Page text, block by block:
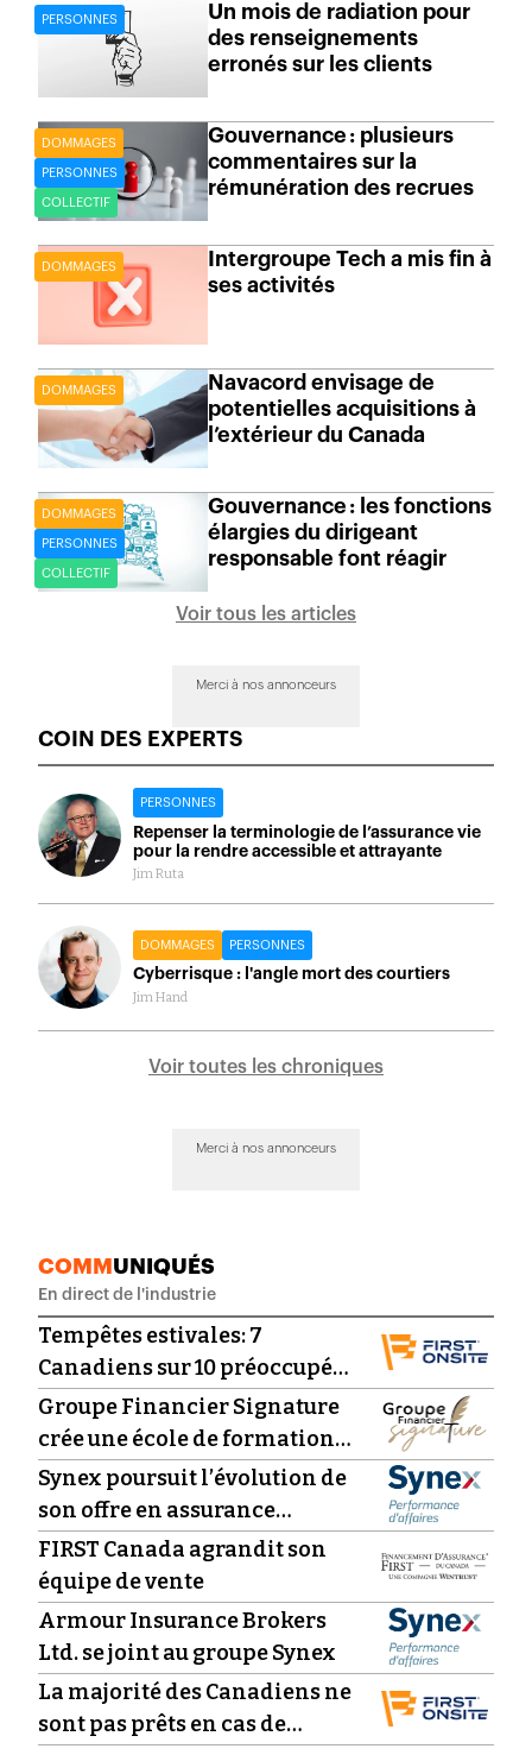
Un mois de radiation pour
des renseignements
erronés sur les clients
PERSONNES
Gouvernance : plusieurs
commentaires sur la
rémunération des recrues
DOMMAGES
PERSONNES
COLLECTIF
Intergroupe Tech a mis fin à
ses activités
DOMMAGES
Navacord envisage de
potentielles acquisitions à
l’extérieur du Canada
DOMMAGES
Gouvernance : les fonctions
élargies du dirigeant
responsable font réagir
DOMMAGES
PERSONNES
COLLECTIF
Voir tous les articles
Merci à nos annonceurs
COIN DES EXPERTS
PERSONNES
Repenser la terminologie de l’assurance vie
pour la rendre accessible et attrayante
Jim Ruta
DOMMAGES PERSONNES
Cyberrisque : l'angle mort des courtiers
Jim Hand
Voir toutes les chroniques
Merci à nos annonceurs
COMM UNIQUÉS
En direct de l'industrie
Tempêtes estivales: 7
Canadiens sur 10 préoccupés
par intempéries, inondations
et tornades
Groupe Financier Signature
crée une école de formation
pour structurer la relève
Synex poursuit l’évolution de
son offre en assurance
collective avec l’acquisition
d’Interventif
FIRST Canada agrandit son
équipe de vente
Armour Insurance Brokers
Ltd. se joint au groupe Synex
La majorité des Canadiens ne
sont pas prêts en cas de